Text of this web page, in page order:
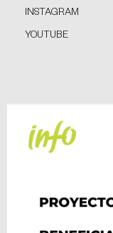
INSTAGRAM
YOUTUBE